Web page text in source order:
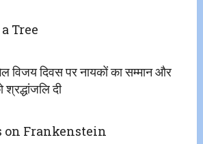
Tree
दिवस पर नायकों का सम्मान और
दी
on Frankenstein